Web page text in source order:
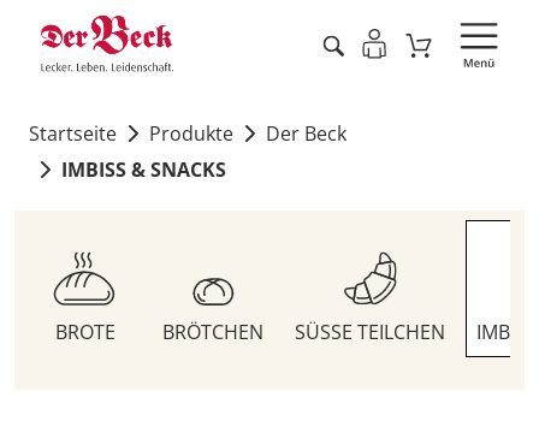
Startseite Produkte
Der Beck
IMBISS & SNACKS
BROTE BRÖTCHEN SÜSSE TEILCHEN